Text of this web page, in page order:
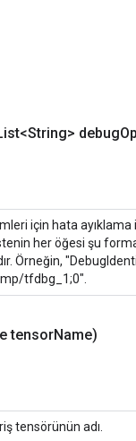
debug
için hata
her öğesi şu
Örneğin,
tfdbg_1;0".
tensorName)
tensörünün adı.